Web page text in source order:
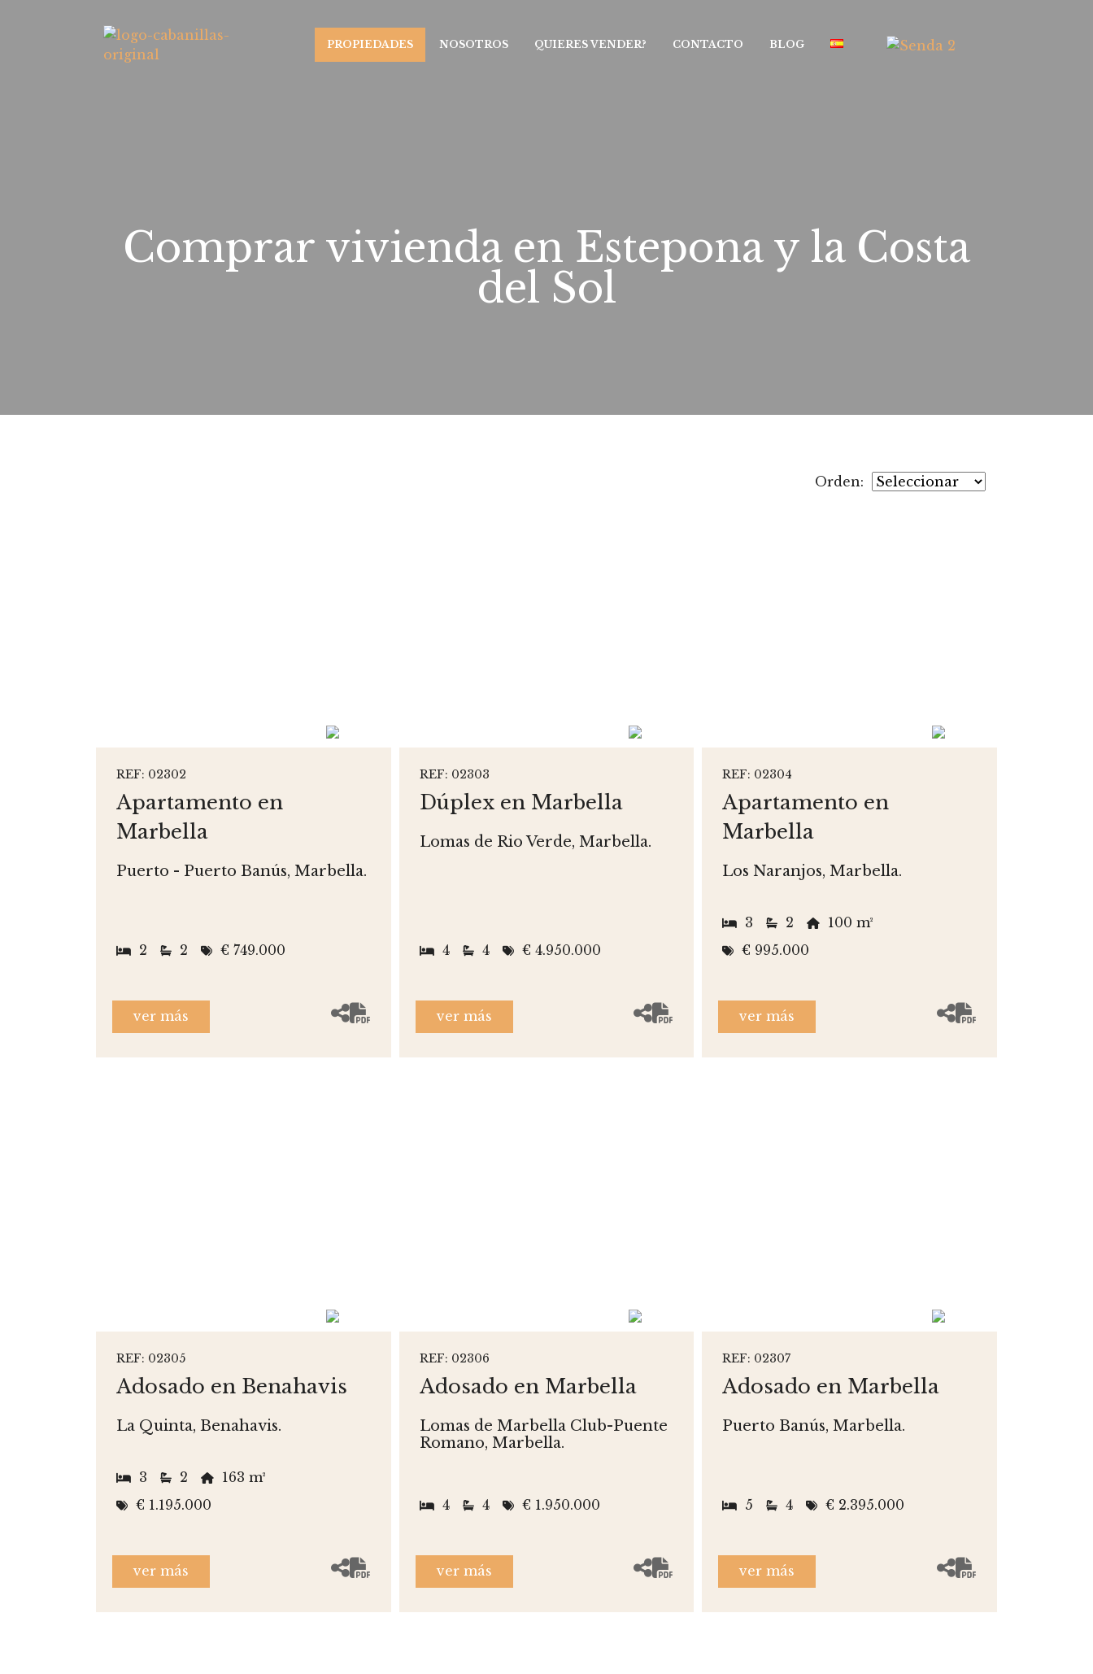
PROPIEDADES NOSOTROS QUIERES VENDER? CONTACTO BLOG
Comprar vivienda en Estepona y la Costa
del Sol
Orden:
REF: 02302
Apartamento en
Marbella
Puerto - Puerto Banús, Marbella.
2 2 € 749.000
ver más
REF: 02303
Dúplex en Marbella
Lomas de Rio Verde, Marbella.
4 4 € 4.950.000
ver más
REF: 02304
Apartamento en
Marbella
Los Naranjos, Marbella.
3 2
100 m²
€ 995.000
ver más
REF: 02305
Adosado en Benahavis
La Quinta, Benahavis.
3 2
163 m²
€ 1.195.000
ver más
REF: 02306
Adosado en Marbella
Lomas de Marbella Club-Puente
Romano, Marbella.
4 4 € 1.950.000
ver más
REF: 02307
Adosado en Marbella
Puerto Banús, Marbella.
5 4 € 2.395.000
ver más